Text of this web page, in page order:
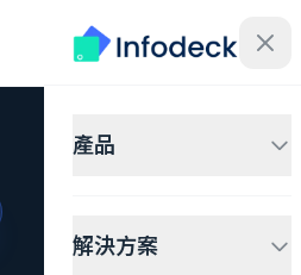
產品
解決方案